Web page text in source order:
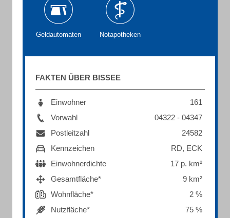
Geldautomaten Notapotheken
FAKTEN ÜBER BISSEE
Einwohner
161
Vorwahl
04322 - 04347
Postleitzahl
24582
Kennzeichen
RD, ECK
Einwohnerdichte
17 p. km²
Gesamtfläche*
9 km²
Wohnfläche*
2 %
Nutzfläche*
75 %